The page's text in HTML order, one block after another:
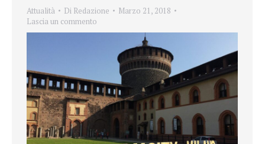
Attualità Di Redazione
Marzo 21, 2018
Lascia un commento